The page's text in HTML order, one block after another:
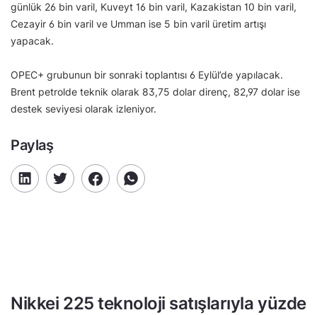
günlük 26 bin varil, Kuveyt 16 bin varil, Kazakistan 10 bin varil,
Cezayir 6 bin varil ve Umman ise 5 bin varil üretim artışı
yapacak.
OPEC+ grubunun bir sonraki toplantısı 6 Eylül’de yapılacak.
Brent petrolde teknik olarak 83,75 dolar direnç, 82,97 dolar ise
destek seviyesi olarak izleniyor.
Paylaş
Nikkei 225 teknoloji satışlarıyla yüzde